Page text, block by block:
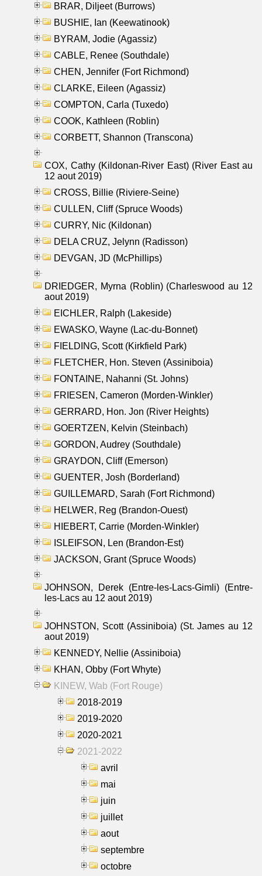
BRAR, Diljeet (Burrows)
BUSHIE, Ian (Keewatinook)
BYRAM, Jodie (Agassiz)
CABLE, Renee (Southdale)
CHEN, Jennifer (Fort Richmond)
CLARKE, Eileen (Agassiz)
COMPTON, Carla (Tuxedo)
COOK, Kathleen (Roblin)
CORBETT, Shannon (Transcona)
COX, Cathy (Kildonan-River East) (River East au
12 aout 2019)
CROSS, Billie (Riviere-Seine)
CULLEN, Cliff (Spruce Woods)
CURRY, Nic (Kildonan)
DELA CRUZ, Jelynn (Radisson)
DEVGAN, JD (McPhillips)
DRIEDGER, Myrna (Roblin) (Charleswood au 12
aout 2019)
EICHLER, Ralph (Lakeside)
EWASKO, Wayne (Lac-du-Bonnet)
FIELDING, Scott (Kirkfield Park)
FLETCHER, Hon. Steven (Assiniboia)
FONTAINE, Nahanni (St. Johns)
FRIESEN, Cameron (Morden-Winkler)
GERRARD, Hon. Jon (River Heights)
GOERTZEN, Kelvin (Steinbach)
GORDON, Audrey (Southdale)
GRAYDON, Cliff (Emerson)
GUENTER, Josh (Borderland)
GUILLEMARD, Sarah (Fort Richmond)
HELWER, Reg (Brandon-Ouest)
HIEBERT, Carrie (Morden-Winkler)
ISLEIFSON, Len (Brandon-Est)
JACKSON, Grant (Spruce Woods)
JOHNSON, Derek (Entre-les-Lacs-Gimli) (Entre-
les-Lacs au 12 aout 2019)
JOHNSTON, Scott (Assiniboia) (St. James au 12
aout 2019)
KENNEDY, Nellie (Assiniboia)
KHAN, Obby (Fort Whyte)
KINEW, Wab (Fort Rouge)
2018-2019
2019-2020
2020-2021
2021-2022
avril
mai
juin
juillet
aout
septembre
octobre